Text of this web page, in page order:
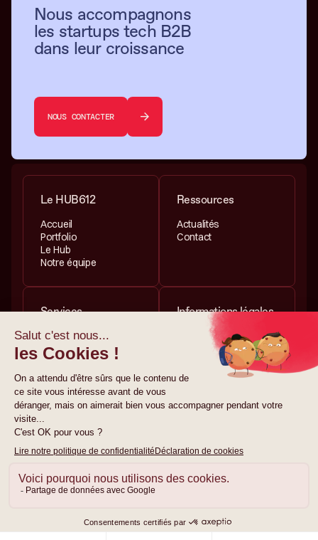
Nous accompagnons
les startups tech B2B
dans leur croissance
NOUS CONTACTER
Le HUB612
Accueil
Portfolio
Le Hub
Notre équipe
Ressources
Actualités
Contact
Services
Investissement
Accélération
Informations légales
Politique de
confidentialité
Politique de cookies
Mentions légales
© 2026 HUB612. Tous
droits réservés.
Site créé par